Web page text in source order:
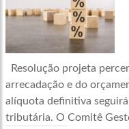
Resolução projeta
arrecadação e do
alíquota definitiva
tributária. O Comitê